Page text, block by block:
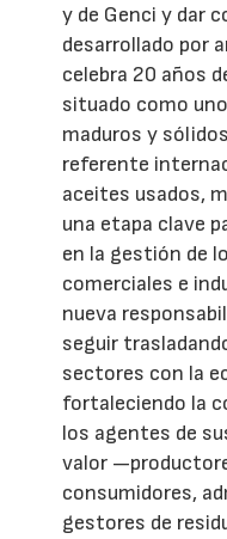
y de Genci y dar
desarrollado por
celebra 20 años
situado como
maduros y
referente
aceites usados,
una etapa clave
en la gestión de
comerciales e
nueva
seguir
sectores con la
fortaleciendo la
los agentes de
valor
consumidores,
gestores de